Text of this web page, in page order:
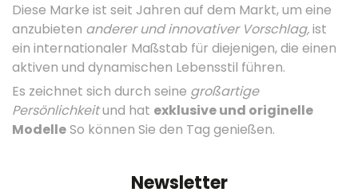
Diese Marke ist seit Jahren auf dem Markt, um eine
anzubieten anderer und innovativer Vorschlag,ist
ein internationaler Maßstab für diejenigen, die einen
aktiven und dynamischen Lebensstil führen.
Es zeichnet sich durch seine großartige
Persönlichkeitund hat exklusive und originelle
ModelleSo können Sie den Tag genießen.
Newsletter